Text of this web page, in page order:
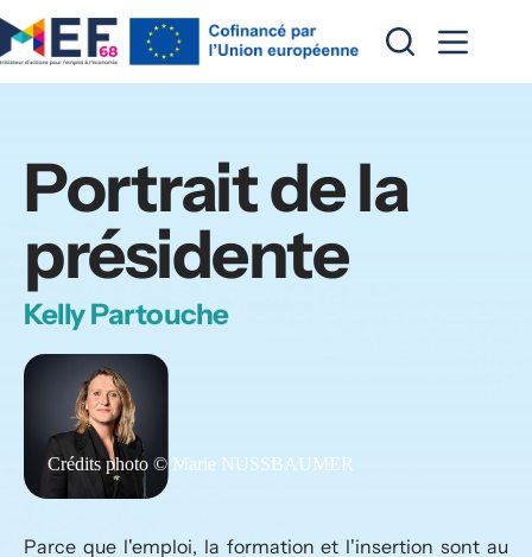
au
contenu
Portrait de la
présidente
Kelly Partouche
Parce que l'emploi, la formation et l'insertion sont au